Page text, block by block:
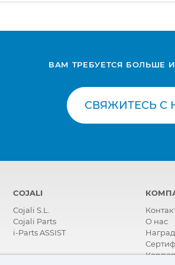
ВАМ ТРЕБУЕТСЯ БОЛЬШЕ
СВЯЖИТЕСЬ С
COJALI
Cojali S.L.
Cojali Parts
i-Parts ASSIST
О нас